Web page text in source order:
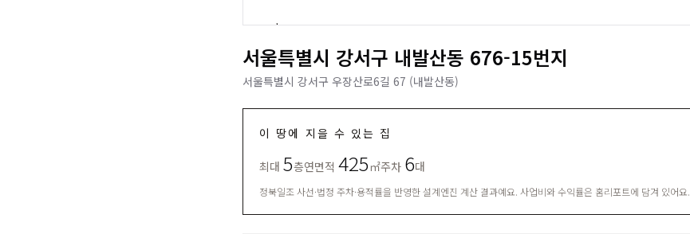
서울특별시 강서구 내발산동 676-15번지
서울특별시 강서구 우장산로6길 67 (내발산동)
이 땅에 지을 수 있는 집
최대 5층연면적 425 ㎡주차 6대
정북일조 사선·법정 주차·용적률을 반영한 설계엔진 계산 결과예요. 사업비와 수익률은 홈리포트에 담겨 있어요.